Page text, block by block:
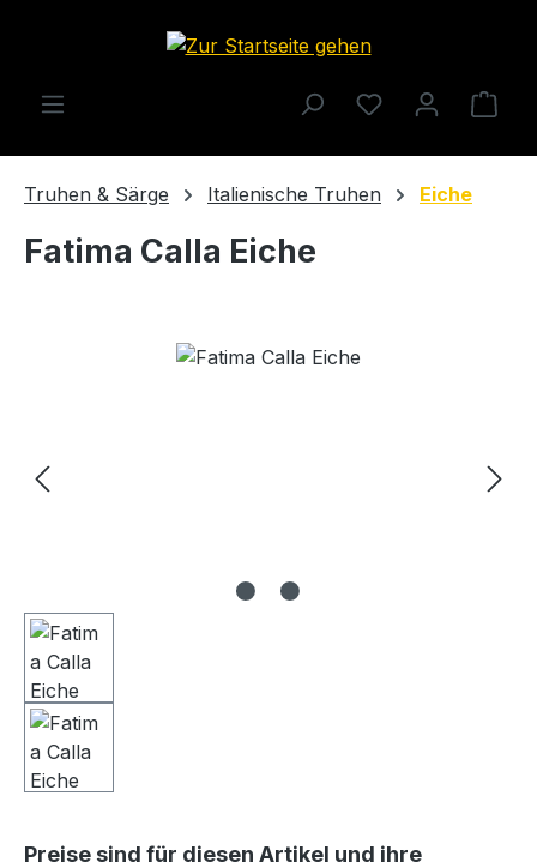
Zum Hauptinhalt springen
Truhen & Särge Italienische Truhen Eiche
Fatima Calla Eiche
Bildergalerie überspringen
Preise sind für diesen Artikel und ihre